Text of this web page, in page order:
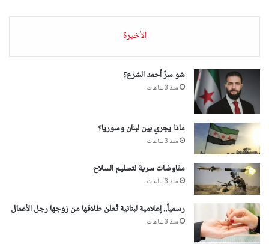
الأخيرة
شو سرّ أحمد الشرع؟
منذ 3 ساعات
ماذا يجري بين لبنان وسوريا؟
منذ 3 ساعات
مفاوضات سرية لتسليم السلاح
منذ 3 ساعات
رسمياً.. إعلامية لبنانية تُعلن طلاقها من زوجها رجل الأعمال
منذ 3 ساعات